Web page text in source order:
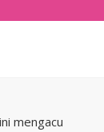
mengacu